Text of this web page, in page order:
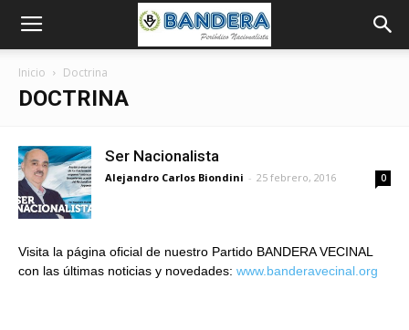
Inicio Doctrina
DOCTRINA
Ser Nacionalista
Alejandro Carlos Biondini - 25 febrero, 2016 0
Visita la página oficial de nuestro Partido BANDERA VECINAL
con las últimas noticias y novedades: www.banderavecinal.org